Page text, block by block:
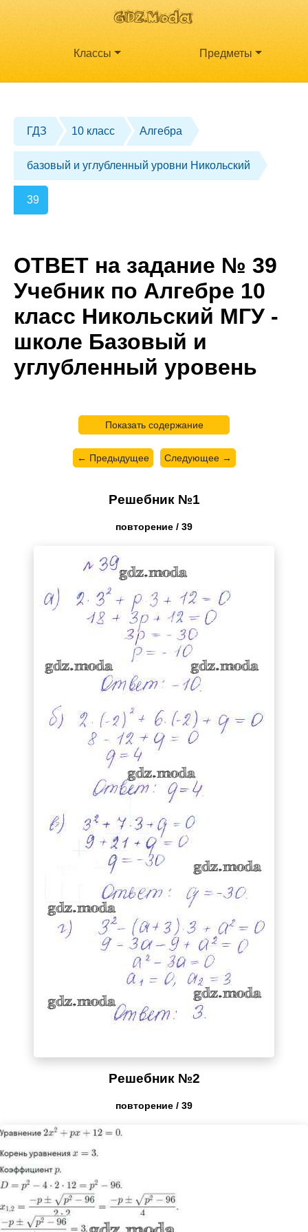
Классы Предметы
ГДЗ 10 класс Алгебра
базовый и углубленный уровни Никольский
39
ОТВЕТ на задание № 39
Учебник по Алгебре 10
класс Никольский МГУ -
школе Базовый и
углубленный уровень
Показать содержание
← Предыдущее Следующее →
Решебник №1
повторение / 39
Решебник №2
повторение / 39